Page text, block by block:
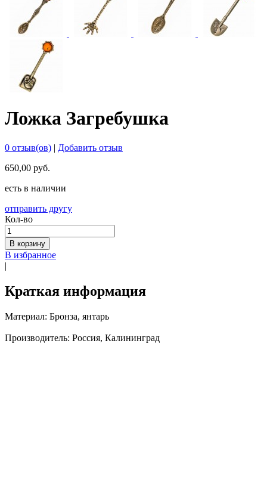
Ложка Загребушка
0 отзыв(ов) | Добавить отзыв
650,00 руб.
есть в наличии
отправить другу
Кол-во
В корзину
В избранное
|
Краткая информация
Материал: Бронза, янтарь
Производитель: Россия, Калининград